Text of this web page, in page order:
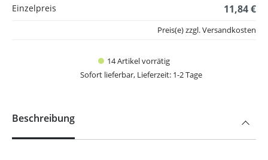
Einzelpreis
11,84 €
14 Artikel vorrätig
Sofort lieferbar, Lieferzeit: 1-2 Tage
Preis(e) zzgl. Versandkosten
Beschreibung